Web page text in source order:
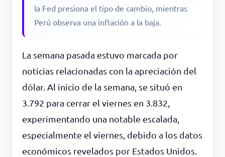
la Fed presiona el tipo de cambio, mientras
Perú observa una inflación a la baja.
La semana pasada estuvo marcada por
noticias relacionadas con la apreciación del
dólar. Al inicio de la semana, se situó en
3.792 para cerrar el viernes en 3.832,
experimentando una notable escalada,
especialmente el viernes, debido a los datos
económicos revelados por Estados Unidos.